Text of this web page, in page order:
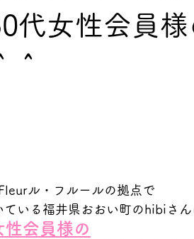
女性会員様
ル・フルールの拠点で
いる福井県おおい町のhibiさん
性会員様の